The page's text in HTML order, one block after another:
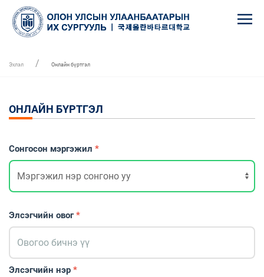
Эхлэл Онлайн бүртгэл
ОНЛАЙН БҮРТГЭЛ
Сонгосон мэргэжил *
Элсэгчийн овог*
Элсэгчийн нэр *